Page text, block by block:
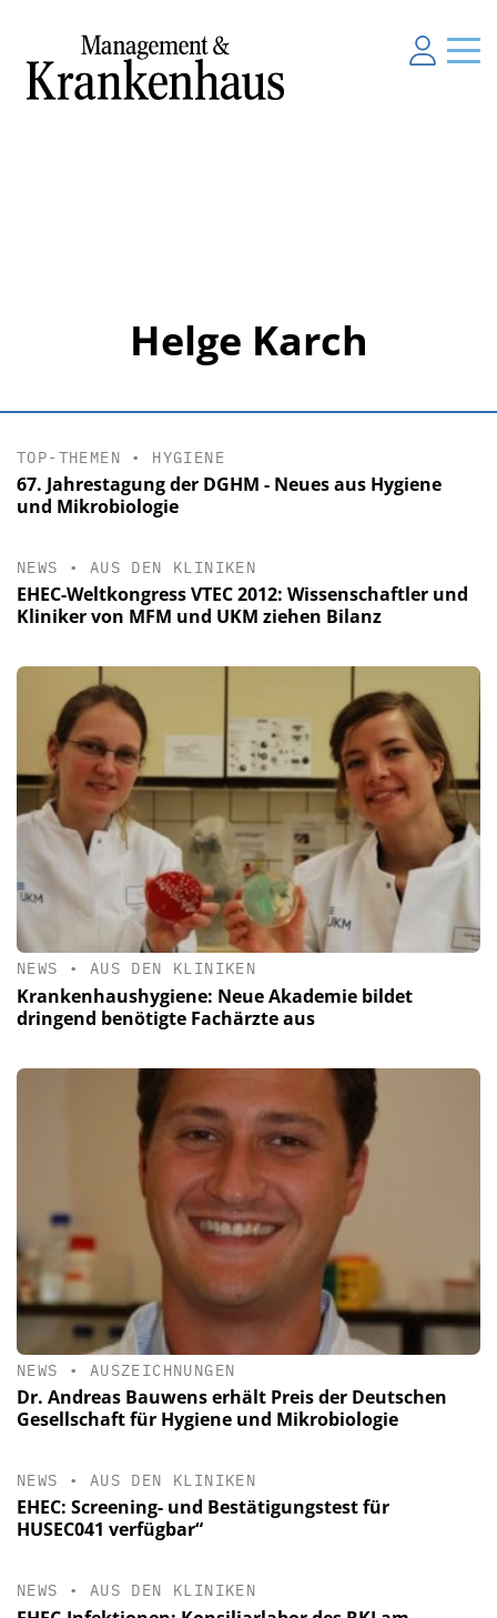
Helge Karch
TOP-THEMEN • HYGIENE
67. Jahrestagung der DGHM - Neues aus Hygiene
und Mikrobiologie
NEWS • AUS DEN KLINIKEN
EHEC-Weltkongress VTEC 2012: Wissenschaftler und
Kliniker von MFM und UKM ziehen Bilanz
NEWS • AUS DEN KLINIKEN
Krankenhaushygiene: Neue Akademie bildet
dringend benötigte Fachärzte aus
NEWS • AUSZEICHNUNGEN
Dr. Andreas Bauwens erhält Preis der Deutschen
Gesellschaft für Hygiene und Mikrobiologie
NEWS • AUS DEN KLINIKEN
EHEC: Screening- und Bestätigungstest für
HUSEC041 verfügbar“
NEWS • AUS DEN KLINIKEN